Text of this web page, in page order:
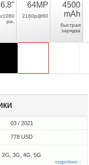
6.8"
pix.
64MP
2160p@60
4500
mAh
быстрая
зарядка
03 / 2021
778 USD
2G, 3G, 4G, 5G
подробнее ↓